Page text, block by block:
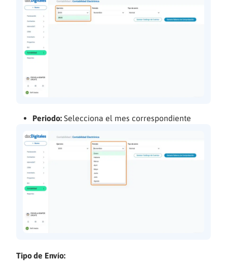
Periodo: Selecciona el mes correspondiente
Tipo de Envío: